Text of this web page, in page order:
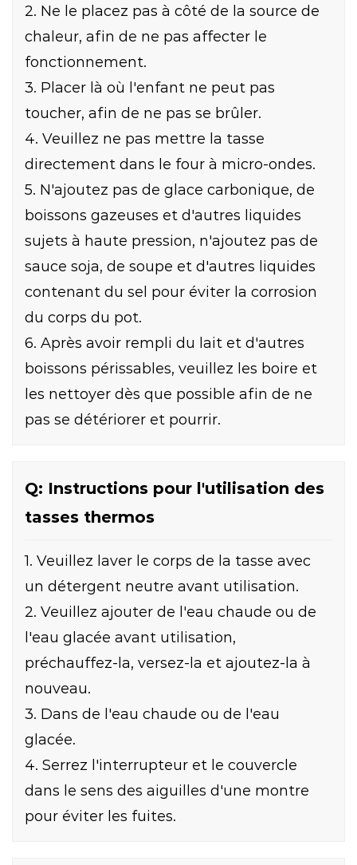
2. Ne le placez pas à côté de la source de
chaleur, afin de ne pas affecter le
fonctionnement.
3. Placer là où l'enfant ne peut pas
toucher, afin de ne pas se brûler.
4. Veuillez ne pas mettre la tasse
directement dans le four à micro-ondes.
5. N'ajoutez pas de glace carbonique, de
boissons gazeuses et d'autres liquides
sujets à haute pression, n'ajoutez pas de
sauce soja, de soupe et d'autres liquides
contenant du sel pour éviter la corrosion
du corps du pot.
6. Après avoir rempli du lait et d'autres
boissons périssables, veuillez les boire et
les nettoyer dès que possible afin de ne
pas se détériorer et pourrir.
Q: Instructions pour l'utilisation des
tasses thermos
1. Veuillez laver le corps de la tasse avec
un détergent neutre avant utilisation.
2. Veuillez ajouter de l'eau chaude ou de
l'eau glacée avant utilisation,
préchauffez-la, versez-la et ajoutez-la à
nouveau.
3. Dans de l'eau chaude ou de l'eau
glacée.
4. Serrez l'interrupteur et le couvercle
dans le sens des aiguilles d'une montre
pour éviter les fuites.